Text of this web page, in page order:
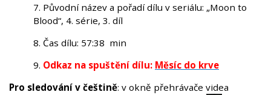
7. Původní název a pořadí dílu v seriálu: „Moon to
Blood“, 4. série, 3. díl
8. Čas dílu: 57:38 min
9. Odkaz na spuštění dílu: Měsíc do krve
Pro sledování v češtině: v okně přehrávače videa